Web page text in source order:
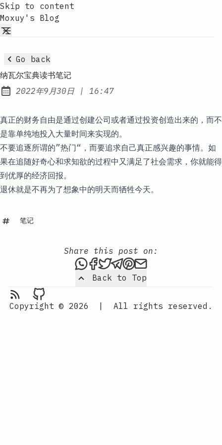
Skip to content
Moxuy's Blog
Go back
纳瓦尔宝典读书笔记
Published:
2022年9月30日 | at
16:47
真正的财务自由是通过创建公司或者通过投资创造出来的，而不
是靠单纯地投入大量时间来实现的。
不要追逐所谓的”热门“，而要追求自己真正感兴趣的事情。如
果在追随好奇心和求知欲的过程中又满足了社会需求，你就能得
到优厚的经济回报。
退休就是不再为了想象中的明天而牺牲今天。
笔记
Back to Top
Share this post on:
Share this post via
Share this post on
Tweet this post
Share this post via
Share this post
Share this
RSS Feed
Moxuy's Blog on Github
Copyright © 2026
| All rights reserved.